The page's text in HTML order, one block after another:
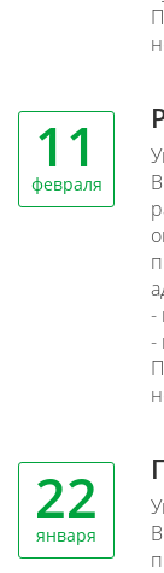
11
февраля
-
-
22
января